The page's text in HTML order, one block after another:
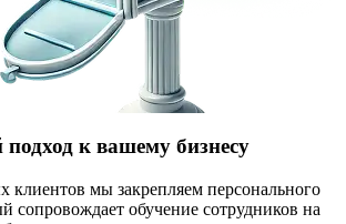
к вашему бизнесу
клиентов мы закрепляем персонального
сопровождает обучение сотрудников на